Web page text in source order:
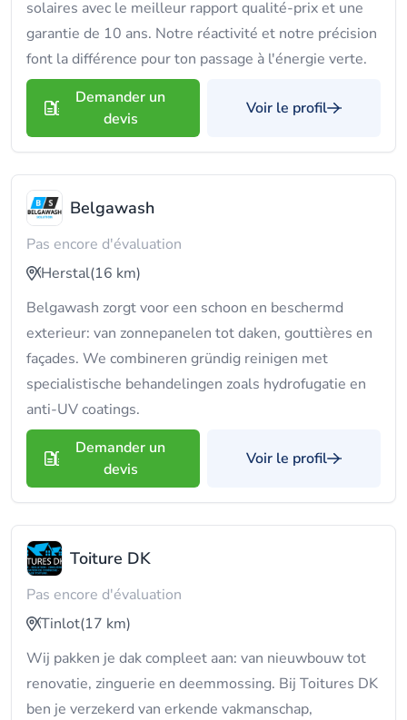
solaires avec le meilleur rapport qualité-prix et une
garantie de 10 ans. Notre réactivité et notre précision
font la différence pour ton passage à l'énergie verte.
Demander un
devis
Voir le profil
Belgawash
Pas encore d'évaluation
Herstal(16 km)
Belgawash zorgt voor een schoon en beschermd
exterieur: van zonnepanelen tot daken, gouttières en
façades. We combineren gründig reinigen met
specialistische behandelingen zoals hydrofugatie en
anti-UV coatings.
Demander un
devis
Voir le profil
Toiture DK
Pas encore d'évaluation
Tinlot(17 km)
Wij pakken je dak compleet aan: van nieuwbouw tot
renovatie, zinguerie en deemmossing. Bij Toitures DK
ben je verzekerd van erkende vakmanschap,